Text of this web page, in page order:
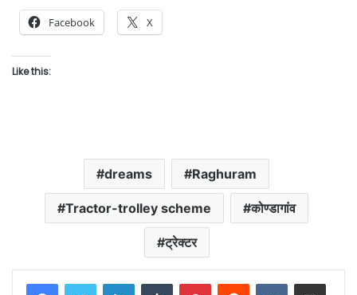
Facebook X
Like this:
dreams Raghuram
Tractor-trolley scheme कोण्डागांव
ट्रेक्टर